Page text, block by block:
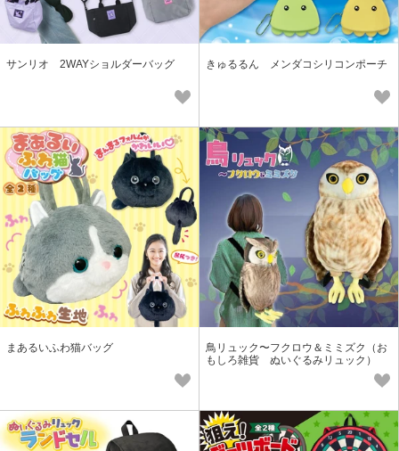
サンリオ 2WAYショルダーバッグ きゅるるん メンダコシリコンポーチ
まあるいふわ猫バッグ
鳥リュック〜フクロウ＆ミミズク（お
もしろ雑貨 ぬいぐるみリュック）